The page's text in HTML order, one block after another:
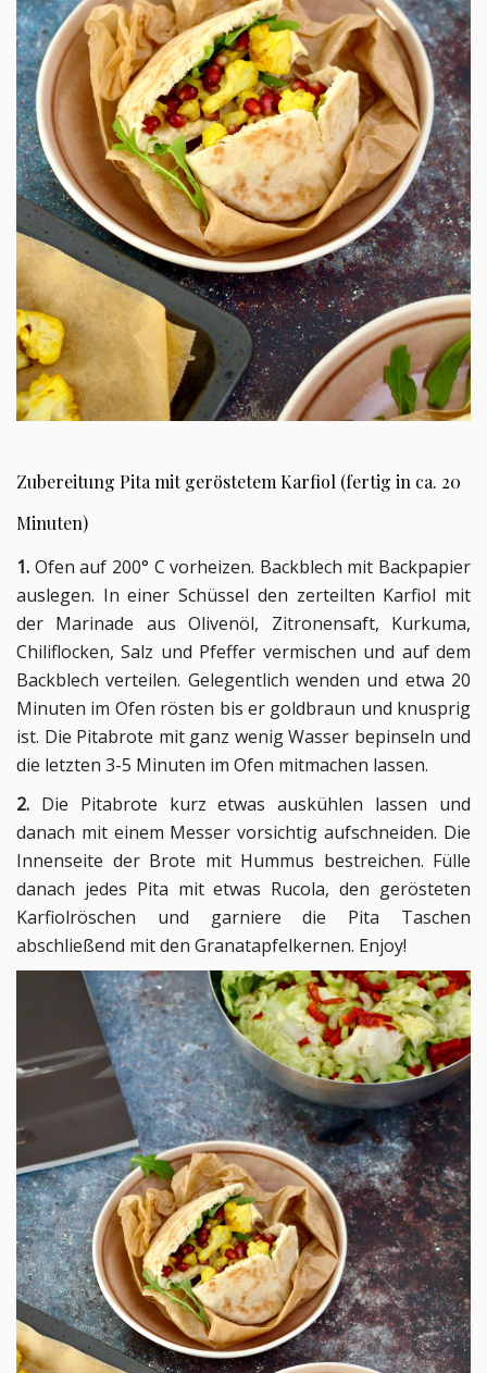
Zubereitung Pita mit geröstetem Karfiol (fertig in ca. 20
Minuten)
1. Ofen auf 200° C vorheizen. Backblech mit Backpapier
auslegen. In einer Schüssel den zerteilten Karfiol mit
der Marinade aus Olivenöl, Zitronensaft, Kurkuma,
Chiliflocken, Salz und Pfeffer vermischen und auf dem
Backblech verteilen. Gelegentlich wenden und etwa 20
Minuten im Ofen rösten bis er goldbraun und knusprig
ist. Die Pitabrote mit ganz wenig Wasser bepinseln und
die letzten 3-5 Minuten im Ofen mitmachen lassen.
2. Die Pitabrote kurz etwas auskühlen lassen und
danach mit einem Messer vorsichtig aufschneiden. Die
Innenseite der Brote mit Hummus bestreichen. Fülle
danach jedes Pita mit etwas Rucola, den gerösteten
Karfiolröschen und garniere die Pita Taschen
abschließend mit den Granatapfelkernen. Enjoy!